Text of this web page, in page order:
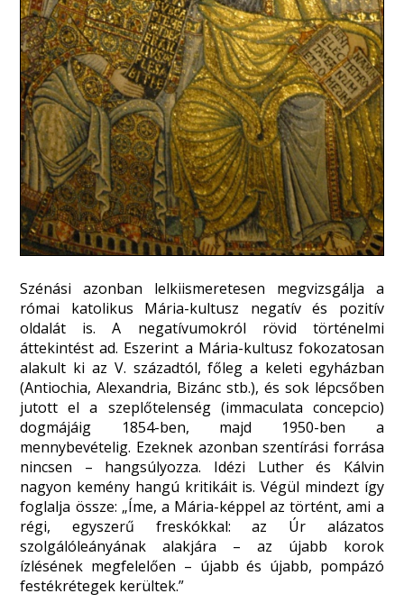
Szénási azonban lelkiismeretesen megvizsgálja a
római katolikus Mária-kultusz negatív és pozitív
oldalát is. A negatívumokról rövid történelmi
áttekintést ad. Eszerint a Mária-kultusz fokozatosan
alakult ki az V. századtól, főleg a keleti egyházban
(Antiochia, Alexandria, Bizánc stb.), és sok lépcsőben
jutott el a szeplőtelenség (immaculata concepcio)
dogmájáig 1854-ben, majd 1950-ben a
mennybevételig. Ezeknek azonban szentírási forrása
nincsen – hangsúlyozza. Idézi Luther és Kálvin
nagyon kemény hangú kritikáit is. Végül mindezt így
foglalja össze: „Íme, a Mária-képpel az történt, ami a
régi, egyszerű freskókkal: az Úr alázatos
szolgálóleányának alakjára – az újabb korok
ízlésének megfelelően – újabb és újabb, pompázó
festékrétegek kerültek.”